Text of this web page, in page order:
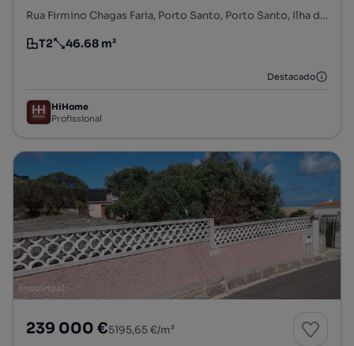
Rua Firmino Chagas Faria, Porto Santo, Porto Santo, Ilha de Porto Santo
Tipologia
T2
Preço por metro quadrado
46.68 m²
Destacado
HiHome
Profissional
239 000 €5195,65 €/m²